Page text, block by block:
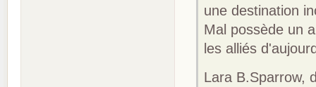
une destination
Mal possède un
les alliés
Lara B.Sparrow,